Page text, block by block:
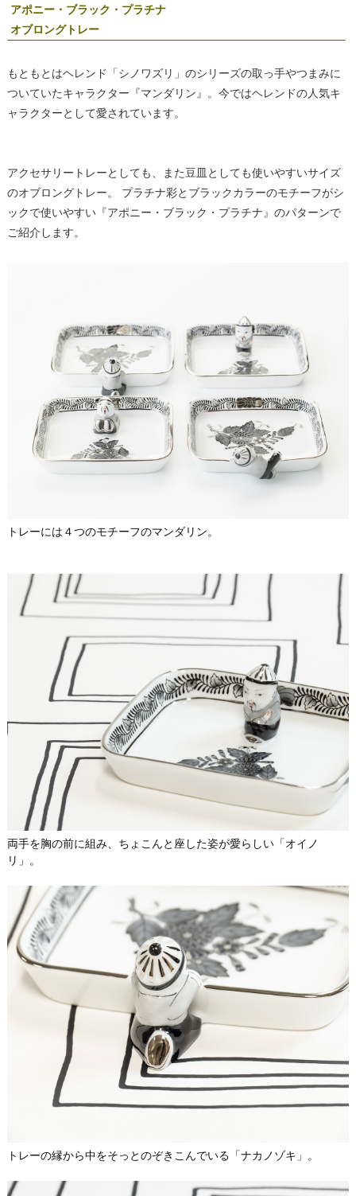
アポニー・ブラック・プラチナ
オブロングトレー
もともとはヘレンド「シノワズリ」のシリーズの取っ手やつまみに
ついていたキャラクター『マンダリン』。今ではヘレンドの人気キ
ャラクターとして愛されています。
アクセサリートレーとしても、また豆皿としても使いやすいサイズ
のオブロングトレー。 プラチナ彩とブラックカラーのモチーフがシ
ックで使いやすい『アポニー・ブラック・プラチナ』のパターンで
ご紹介します。
トレーには４つのモチーフのマンダリン。
両手を胸の前に組み、ちょこんと座した姿が愛らしい「オイノ
リ」。
トレーの縁から中をそっとのぞきこんでいる「ナカノゾキ」。